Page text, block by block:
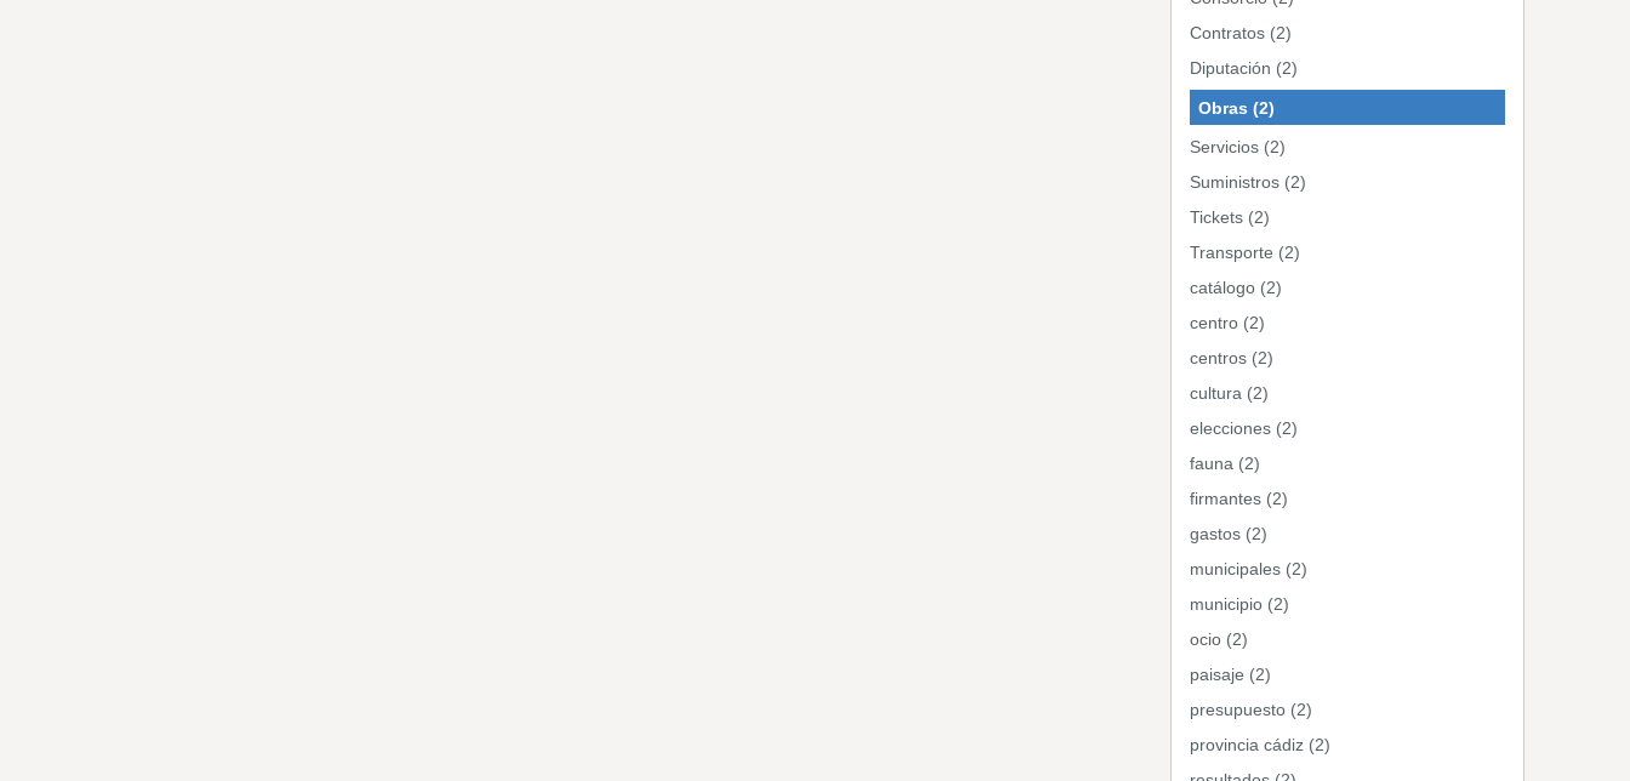
Contratos (2)
Diputación (2)
Obras (2)
Servicios (2)
Suministros (2)
Tickets (2)
Transporte (2)
catálogo (2)
centro (2)
centros (2)
cultura (2)
elecciones (2)
fauna (2)
firmantes (2)
gastos (2)
municipales (2)
municipio (2)
ocio (2)
paisaje (2)
presupuesto (2)
provincia cádiz (2)